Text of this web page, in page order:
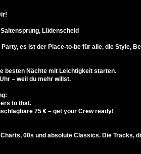
Lüdenscheid
es ist der Place-to-be für alle, die Style,
besten Nächte mit Leichtigkeit starten.
– weil du mehr willst.
to that.
75 € – get your Crew ready!
00s und absolute Classics. Die Tracks,